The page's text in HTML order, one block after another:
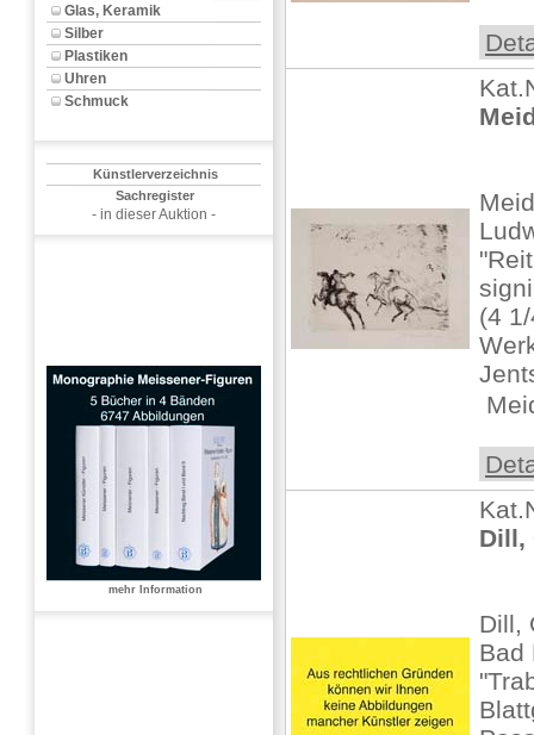
Glas, Keramik
Silber
Plastiken
Uhren
Schmuck
Künstlerverzeichnis
Sachregister
- in dieser Auktion -
mehr Information
(4
Dill,
Dill,
Bad